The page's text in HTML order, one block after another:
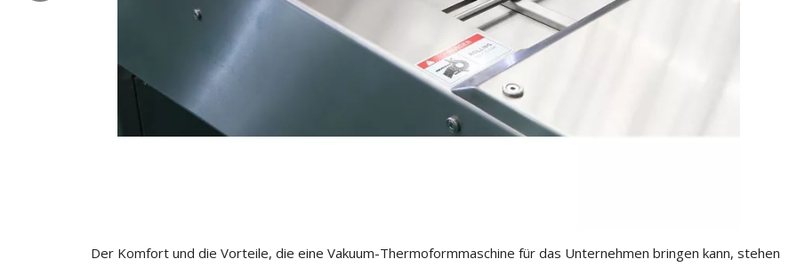
Der Komfort und die Vorteile, die eine Vakuum-Thermoformmaschine für das Unternehmen bringen kann, stehen